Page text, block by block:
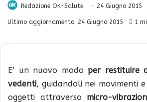
Redazione OK-Salute 24 Giugno 2015
Ultimo aggiornamento: 24 Giugno 2015 1
E’ un nuovo modo per restituire
vedenti, guidandoli nei movimenti
oggetti attraverso micro-